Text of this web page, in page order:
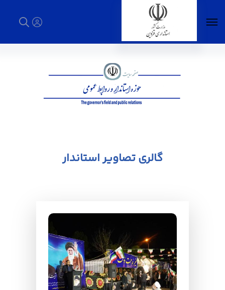
گالری تصاویر استاندار